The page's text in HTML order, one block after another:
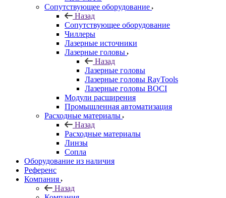
Сопутствующее оборудование
Назад
Сопутствующее оборудование
Чиллеры
Лазерные источники
Лазерные головы
Назад
Лазерные головы
Лазерные головы RayTools
Лазерные головы BOCI
Модули расширения
Промышленная автоматизация
Расходные материалы
Назад
Расходные материалы
Линзы
Сопла
Оборудование из наличия
Референс
Компания
Назад